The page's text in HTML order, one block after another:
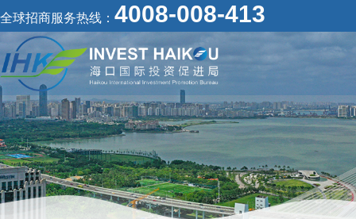
全球招商服务热线： 4008-008-413